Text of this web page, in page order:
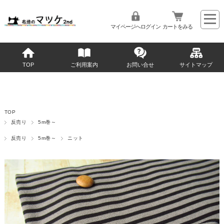
マイページへログイン カートをみる
TOP ご利用案内 お問い合せ サイトマップ
TOP
反売り
5m巻～
反売り 5m巻～ ニット